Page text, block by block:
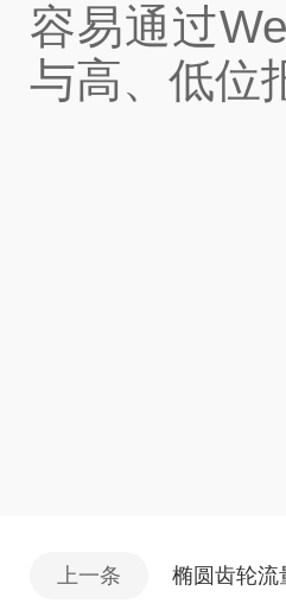
容易通过
与高、低位
上一条 椭圆齿轮流